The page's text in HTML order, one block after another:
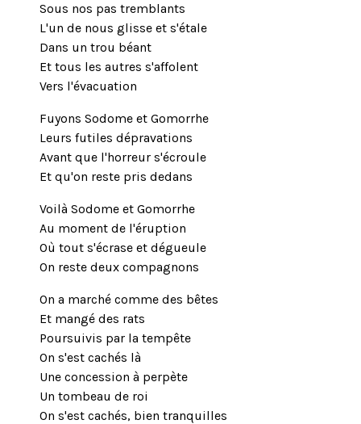
Sous nos pas tremblants
L'un de nous glisse et s'étale
Dans un trou béant
Et tous les autres s'affolent
Vers l'évacuation
Fuyons Sodome et Gomorrhe
Leurs futiles dépravations
Avant que l'horreur s'écroule
Et qu'on reste pris dedans
Voilà Sodome et Gomorrhe
Au moment de l'éruption
Où tout s'écrase et dégueule
On reste deux compagnons
On a marché comme des bêtes
Et mangé des rats
Poursuivis par la tempête
On s'est cachés là
Une concession à perpète
Un tombeau de roi
On s'est cachés, bien tranquilles